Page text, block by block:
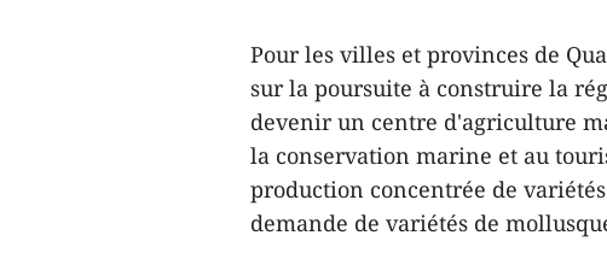
Pour les villes et provinces de
sur la poursuite à construire la
devenir un centre d'agriculture
la conservation marine et au
production concentrée de
demande de variétés de